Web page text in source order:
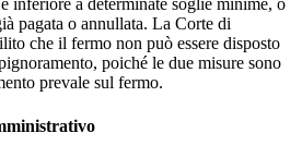
inferiore a determinate soglie minime, o
pagata o annullata. La Corte di
che il fermo non può essere disposto
poiché le due misure sono
prevale sul fermo.